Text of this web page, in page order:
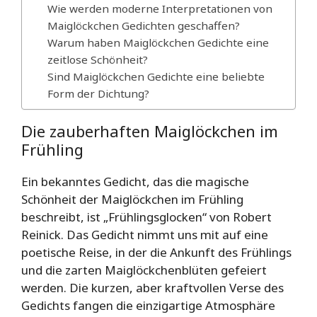
Wie werden moderne Interpretationen von
Maiglöckchen Gedichten geschaffen?
Warum haben Maiglöckchen Gedichte eine
zeitlose Schönheit?
Sind Maiglöckchen Gedichte eine beliebte
Form der Dichtung?
Die zauberhaften Maiglöckchen im
Frühling
Ein bekanntes Gedicht, das die magische
Schönheit der Maiglöckchen im Frühling
beschreibt, ist „Frühlingsglocken“ von Robert
Reinick. Das Gedicht nimmt uns mit auf eine
poetische Reise, in der die Ankunft des Frühlings
und die zarten Maiglöckchenblüten gefeiert
werden. Die kurzen, aber kraftvollen Verse des
Gedichts fangen die einzigartige Atmosphäre